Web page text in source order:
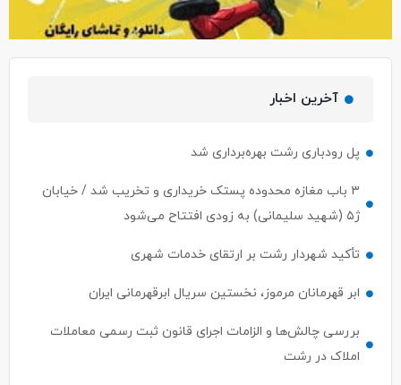
آخرین اخبار
پل رودباری رشت بهره‌برداری شد
۳ باب مغازه محدوده پستک خریداری و تخریب شد / خیابان
ژ۵ (شهید سلیمانی) به زودی افتتاح می‌شود
تأکید شهردار رشت بر ارتقای خدمات شهری
ابر قهرمانان مرموز، نخستین سریال ابرقهرمانی ایران
بررسی چالش‌ها و الزامات اجرای قانون ثبت رسمی معاملات
املاک در رشت